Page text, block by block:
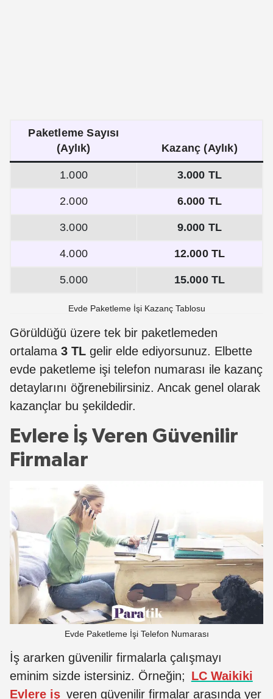
Paketleme Sayısı
(Aylık)
Kazanç (Aylık)
1.000 3.000 TL
2.000 6.000 TL
3.000 9.000 TL
4.000 12.000 TL
5.000 15.000 TL
Evde Paketleme İşi Kazanç Tablosu
Görüldüğü üzere tek bir paketlemeden
ortalama 3 TL gelir elde ediyorsunuz. Elbette
evde paketleme işi telefon numarası ile kazanç
detaylarını öğrenebilirsiniz. Ancak genel olarak
kazançlar bu şekildedir.
Evlere İş Veren Güvenilir
Firmalar
Evde Paketleme İşi Telefon Numarası
İş ararken güvenilir firmalarla çalışmayı
eminim sizde istersiniz. Örneğin; LC Waikiki
Evlere iş veren güvenilir firmalar arasında yer